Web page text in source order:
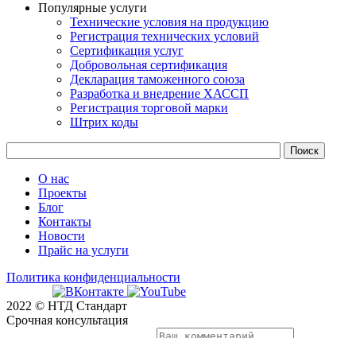
Популярные услуги
Технические условия на продукцию
Регистрация технических условий
Сертификация услуг
Добровольная сертификация
Декларация таможенного союза
Разработка и внедрение ХАССП
Регистрация торговой марки
Штрих коды
О нас
Проекты
Блог
Контакты
Новости
Прайс на услуги
Политика конфиденциальности
2022 © НТД Стандарт
Срочная консультация